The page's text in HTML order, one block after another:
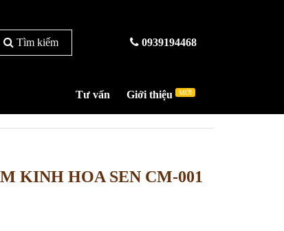
Tìm kiếm 0939194468
Tư vấn Giới thiệu MỚI
KINH HOA SEN CM-001